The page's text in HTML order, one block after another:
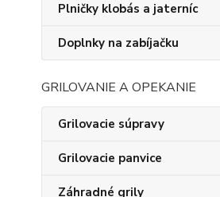
Plničky klobás a jaterníc
Doplnky na zabíjačku
GRILOVANIE A OPEKANIE
Grilovacie súpravy
Grilovacie panvice
Záhradné grily